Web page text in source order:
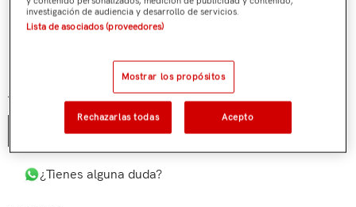
Talla:
Unica
¿Tienes alguna duda?
investigación de audiencia y desarrollo de servicios.
Lista de asociados (proveedores)
Mostrar los propósitos
Rechazarlas todas Acepto